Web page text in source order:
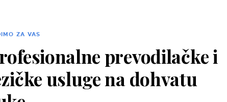
ZA VAS
prevodilačke i
usluge na dohvatu